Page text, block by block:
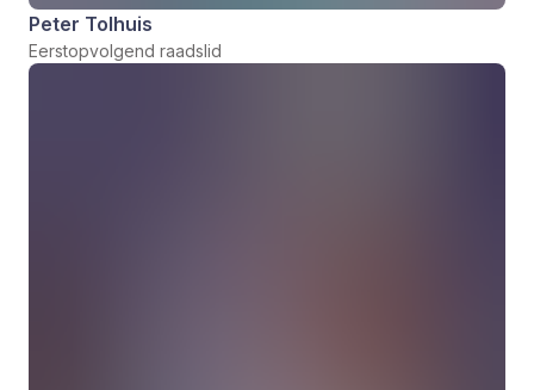
Peter Tolhuis
Eerstopvolgend raadslid